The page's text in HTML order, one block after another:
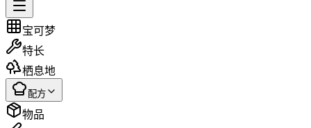
宝可梦
特长
栖息地
配方
物品